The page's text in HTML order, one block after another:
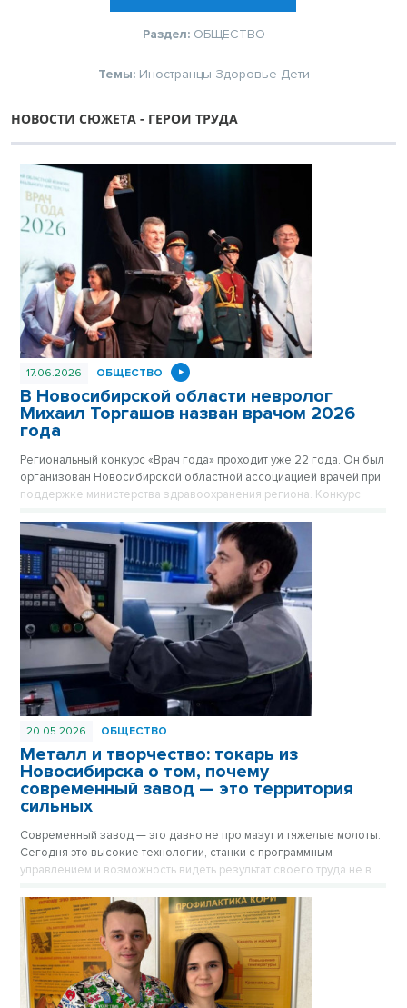
Раздел: ОБЩЕСТВО
Темы: Иностранцы Здоровье Дети
НОВОСТИ СЮЖЕТА - ГЕРОИ ТРУДА
17.06.2026 ОБЩЕСТВО
В Новосибирской области невролог
Михаил Торгашов назван врачом 2026
года
Региональный конкурс «Врач года» проходит уже 22 года. Он был
организован Новосибирской областной ассоциацией врачей при
поддержке министерства здравоохранения региона. Конкурс
20.05.2026 ОБЩЕСТВО
Металл и творчество: токарь из
Новосибирска о том, почему
современный завод — это территория
сильных
Современный завод — это давно не про мазут и тяжелые молоты.
Сегодня это высокие технологии, станки с программным
управлением и возможность видеть результат своего труда не в
цифровых таблицах, а в реальных деталях, без которых не взлетит
самолет и не заработает сложнейшая техника. История 27-
летнего Романа Кузнецова с новосибирского завода АО «Экран
ФЭП» — это честный рассказ молодого парня о том, как за
несколько лет пройти путь от монотонного труда до творческого
мастерства и почему работа руками сегодня становится новым
интеллектуальным вызовом.